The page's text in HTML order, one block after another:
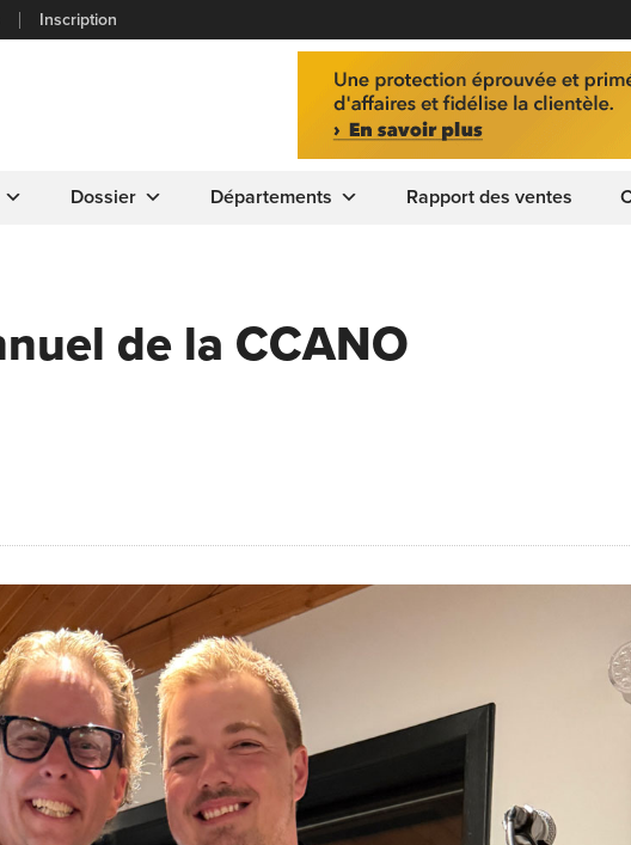
Inscription
Dossier Départements Rapport des ventes
de la CCANO